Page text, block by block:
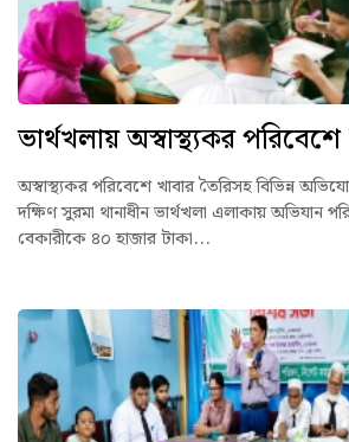
ভার্থখলায় অস্বাস্থ্যকর
অস্বাস্থ্যকর পরিবেশে খাবার তৈরিসহ বিভিন্ন
দক্ষিণ সুরমা থানাধীন ভার্থখলা এলাকায় অভিযান
বেকারীকে ৪০ হাজার টাকা...